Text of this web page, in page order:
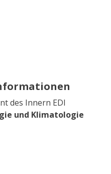
des Innern EDI
und Klimatologie